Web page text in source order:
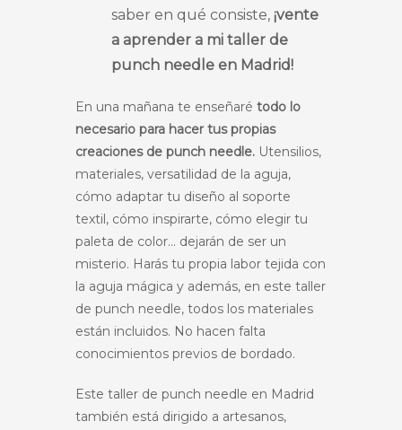
saber en qué consiste, ¡vente
a aprender a mi taller de
punch needle en Madrid!
En una mañana te enseñaré todo lo
necesario para hacer tus propias
creaciones de punch needle. Utensilios,
materiales, versatilidad de la aguja,
cómo adaptar tu diseño al soporte
textil, cómo inspirarte, cómo elegir tu
paleta de color… dejarán de ser un
misterio. Harás tu propia labor tejida con
la aguja mágica y además, en este taller
de punch needle, todos los materiales
están incluidos. No hacen falta
conocimientos previos de bordado.
Este taller de punch needle en Madrid
también está dirigido a artesanos,